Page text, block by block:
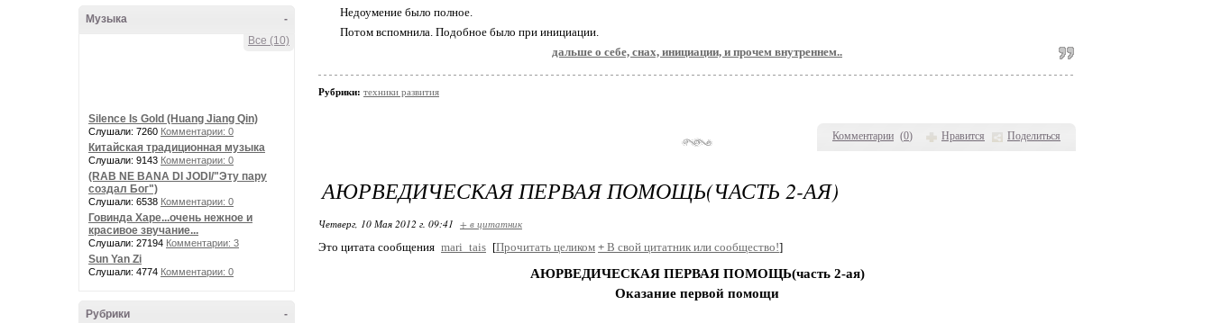
-
Музыка
Все (10)
Silence Is Gold (Huang Jiang Qin)
Слушали: 7260 Комментарии: 0
Китайская традиционная музыка
Слушали: 9143 Комментарии: 0
(RAB NE BANA DI JODI/"Эту пару
создал Бог")
Слушали: 6538 Комментарии: 0
Говинда Харе...очень нежное и
красивое звучание...
Слушали: 27194 Комментарии: 3
Sun Yan Zi
Слушали: 4774 Комментарии: 0
-
Рубрики
Комментарии (0) Нравится Поделиться
Недоумение было полное.
Потом вспомнила. Подобное было при инициации.
дальше о себе, снах, инициации, и прочем внутреннем..
Рубрики: техники развития
АЮРВЕДИЧЕСКАЯ ПЕРВАЯ ПОМОЩЬ(ЧАСТЬ 2-АЯ)
Четверг, 10 Мая 2012 г. 09:41 + в цитатник
Это цитата сообщения mari_tais [Прочитать целиком + В свой цитатник или сообщество!]
АЮРВЕДИЧЕСКАЯ ПЕРВАЯ ПОМОЩЬ(часть 2-ая)
Оказание первой помощи